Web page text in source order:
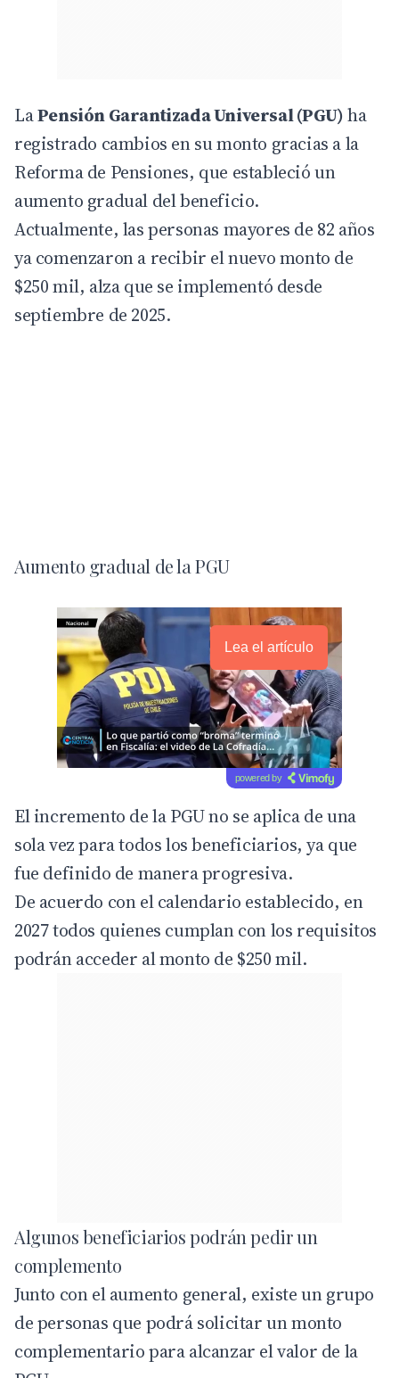
LaPensión Garantizada Universal (PGU)ha
registrado cambios en su monto gracias a la
Reforma de Pensiones, que estableció un
aumento gradual del beneficio.
Actualmente, las personas mayores de 82 años
ya comenzaron a recibir el nuevo monto de
$250 mil, alza que se implementó desde
septiembre de 2025.
Aumento gradual de la PGU
Lea el artículo
powered by
El incremento de la PGU no se aplica de una
sola vez para todos los beneficiarios, ya que
fue definido de manera progresiva.
De acuerdo con el calendario establecido, en
2027 todos quienes cumplan con los requisitos
podrán acceder al monto de $250 mil.
Algunos beneficiarios podrán pedir un
complemento
Junto con el aumento general, existe un grupo
de personas que podrá solicitar un monto
complementario para alcanzar el valor de la